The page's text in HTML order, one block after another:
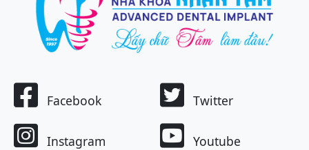
Facebook Twitter
Instagram Youtube